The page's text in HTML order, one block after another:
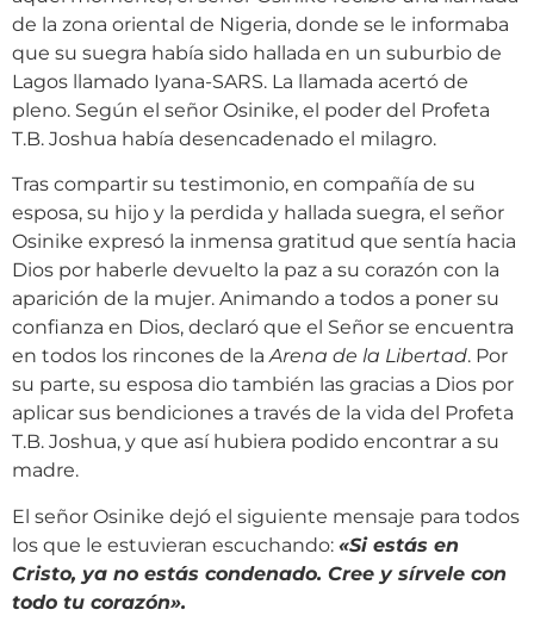
de la zona oriental de Nigeria, donde se le informaba
que su suegra había sido hallada en un suburbio de
Lagos llamado Iyana-SARS. La llamada acertó de
pleno. Según el señor Osinike, el poder del Profeta
T.B. Joshua había desencadenado el milagro.
Tras compartir su testimonio, en compañía de su
esposa, su hijo y la perdida y hallada suegra, el señor
Osinike expresó la inmensa gratitud que sentía hacia
Dios por haberle devuelto la paz a su corazón con la
aparición de la mujer. Animando a todos a poner su
confianza en Dios, declaró que el Señor se encuentra
en todos los rincones de laArena de la Libertad. Por
su parte, su esposa dio también las gracias a Dios por
aplicar sus bendiciones a través de la vida del Profeta
T.B. Joshua, y que así hubiera podido encontrar a su
madre.
El señor Osinike dejó el siguiente mensaje para todos
los que le estuvieran escuchando: «Si estás en
Cristo, ya no estás condenado. Cree y sírvele con
todo tu corazón».